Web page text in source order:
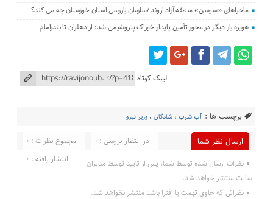
ماجراهای «سوسن» منطقه آزاد اروند /سازمان بازرسی استان خوزستان چه می کند؟
هویزه بار دیگر در محور تأمین پایدار خوراک پتروشیمی شد؛ از دهلران تا بندرامام
لینک کوتاه
برچسب ها : آب شرب ،شادگان ،وزیر نیرو
ارسال نظر شما مجموع نظرات : 0
در انتظار بررسی : 0
انتشار یافته : 0
نظرات ارسال شده توسط شما، پس از تایید توسط مدیران
سایت منتشر خواهد شد.
نظراتی که حاوی تهمت یا افترا باشد منتشر نخواهد شد.